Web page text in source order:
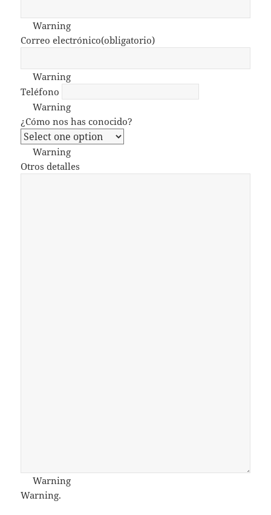
Warning
Correo electrónico(obligatorio)
Warning
Teléfono
Warning
¿Cómo nos has conocido?
Warning
Otros detalles
Warning
Warning.